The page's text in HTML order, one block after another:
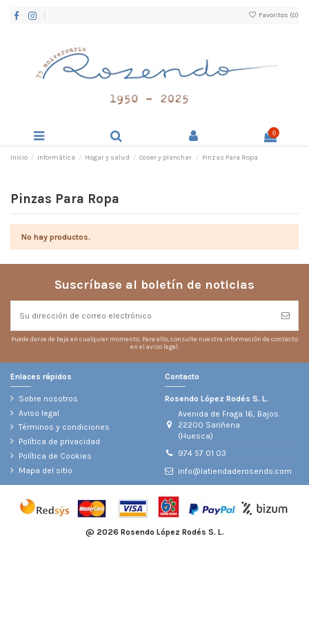
Favoritos (0)
0
Inicio Informática Hogar y salud Coser y planchar Pinzas Para Ropa
Pinzas Para Ropa
No hay productos.
Suscríbase al boletín de noticias
Puede darse de baja en cualquier momento. Para ello, consulte nuestra información de contacto
en el aviso legal.
Enlaces rápidos
Sobre nosotros
Aviso legal
Términos y condiciones
Política de privacidad
Política de Cookies
Mapa del sitio
Contacto
Rosendo López Rodés S. L.
Avenida de Fraga 16, Bajos
22200 Sariñena
(Huesca)
974 57 01 03
info@latiendaderosendo.com
@ 2026 Rosendo López Rodés S. L.